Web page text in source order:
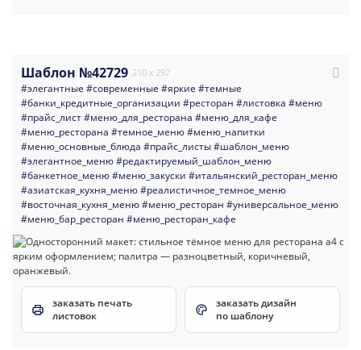
Шаблон №42729 210 x 297
#элегантные #современные #яркие #темные
#банки_кредитные_организации #ресторан #листовка #меню
#прайс_лист#меню_для_ресторана #меню_для_кафе
#меню_ресторана #темное_меню#меню_напитки
#меню_основные_блюда #прайс_листы#шаблон_меню
#элегантное_меню#редактируемый_шаблон_меню
#банкетное_меню#меню_закуски #итальянский_ресторан_меню
#азиатская_кухня_меню#реалистичное_темное_меню
#восточная_кухня_меню#меню_ресторан #универсальное_меню
#меню_бар_ресторан #меню_ресторан_кафе
заказать печать
листовок
заказать дизайн
по шаблону